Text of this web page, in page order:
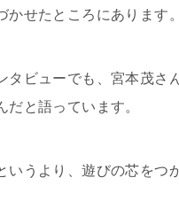
かせたところにあります。
タビューでも、宮本茂さ
だと語っています。
いうより、遊びの芯をつ